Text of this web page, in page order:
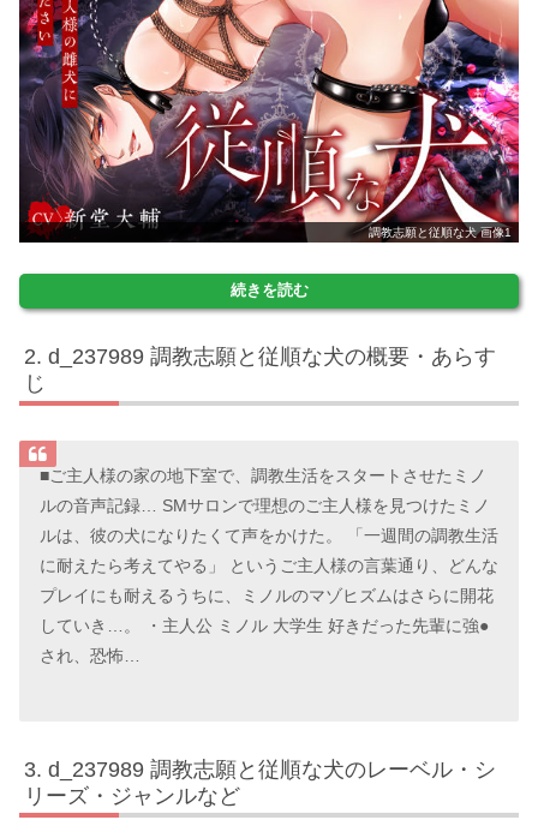
調教志願と従順な犬 画像1
続きを読む
d_237989 調教志願と従順な犬の概要・あらす
じ
■ご主人様の家の地下室で、調教生活をスタートさせたミノ
ルの音声記録… SMサロンで理想のご主人様を見つけたミノ
ルは、彼の犬になりたくて声をかけた。 「一週間の調教生活
に耐えたら考えてやる」 というご主人様の言葉通り、どんな
プレイにも耐えるうちに、ミノルのマゾヒズムはさらに開花
していき…。 ・主人公 ミノル 大学生 好きだった先輩に強●
され、恐怖…
d_237989 調教志願と従順な犬のレーベル・シ
リーズ・ジャンルなど